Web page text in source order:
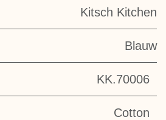
Kitsch Kitchen
Blauw
KK.70006
Cotton